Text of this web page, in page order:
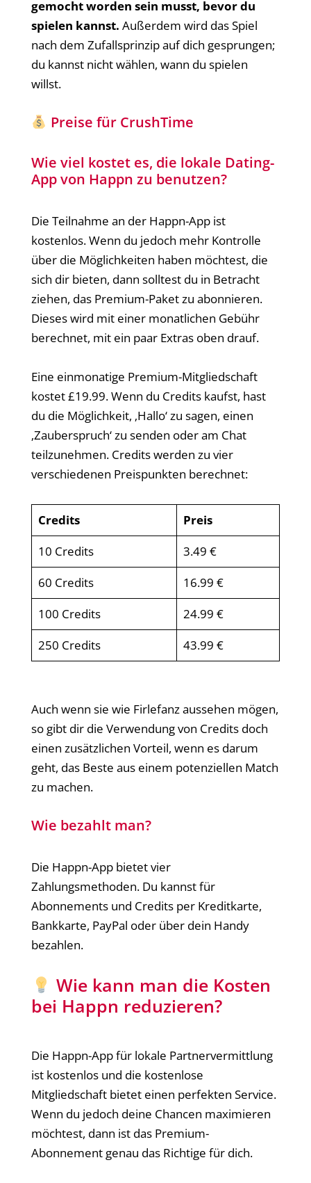
gemocht worden sein musst, bevor du
spielen kannst. Außerdem wird das Spiel
nach dem Zufallsprinzip auf dich gesprungen;
du kannst nicht wählen, wann du spielen
willst.
Preise für CrushTime
Wie viel kostet es, die lokale Dating-
App von Happn zu benutzen?
Die Teilnahme an der Happn-App ist
kostenlos. Wenn du jedoch mehr Kontrolle
über die Möglichkeiten haben möchtest, die
sich dir bieten, dann solltest du in Betracht
ziehen, das Premium-Paket zu abonnieren.
Dieses wird mit einer monatlichen Gebühr
berechnet, mit ein paar Extras oben drauf.
Eine einmonatige Premium-Mitgliedschaft
kostet £19.99. Wenn du Credits kaufst, hast
du die Möglichkeit, ‚Hallo‘ zu sagen, einen
‚Zauberspruch‘ zu senden oder am Chat
teilzunehmen. Credits werden zu vier
verschiedenen Preispunkten berechnet:
Credits
Preis
10 Credits
3.49 €
60 Credits
16.99 €
100 Credits
24.99 €
250 Credits
43.99 €
Auch wenn sie wie Firlefanz aussehen mögen,
so gibt dir die Verwendung von Credits doch
einen zusätzlichen Vorteil, wenn es darum
geht, das Beste aus einem potenziellen Match
zu machen.
Wie bezahlt man?
Die Happn-App bietet vier
Zahlungsmethoden. Du kannst für
Abonnements und Credits per Kreditkarte,
Bankkarte, PayPal oder über dein Handy
bezahlen.
Wie kann man die Kosten
bei Happn reduzieren?
Die Happn-App für lokale Partnervermittlung
ist kostenlos und die kostenlose
Mitgliedschaft bietet einen perfekten Service.
Wenn du jedoch deine Chancen maximieren
möchtest, dann ist das Premium-
Abonnement genau das Richtige für dich.